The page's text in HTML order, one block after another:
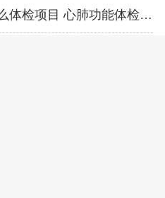
检查心肺功能的什么体检项目 心肺功能体检项目都包括哪些